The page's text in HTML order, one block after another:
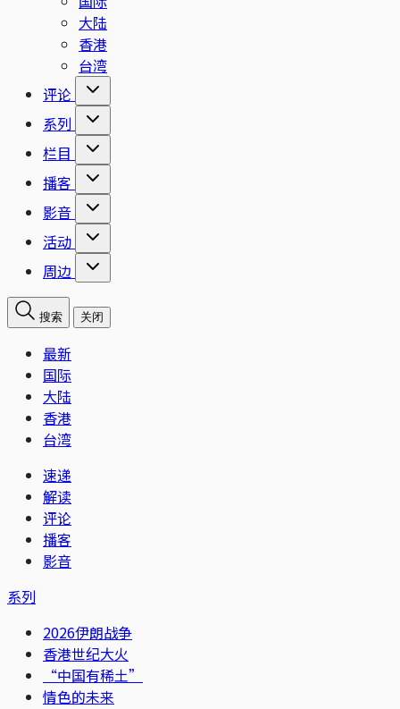
大陆
香港
台湾
评论
系列
栏目
播客
影音
活动
周边
搜索 关闭
最新
国际
大陆
香港
台湾
速递
解读
评论
播客
影音
系列
2026伊朗战争
香港世纪大火
“中国有稀土”
情色的未来